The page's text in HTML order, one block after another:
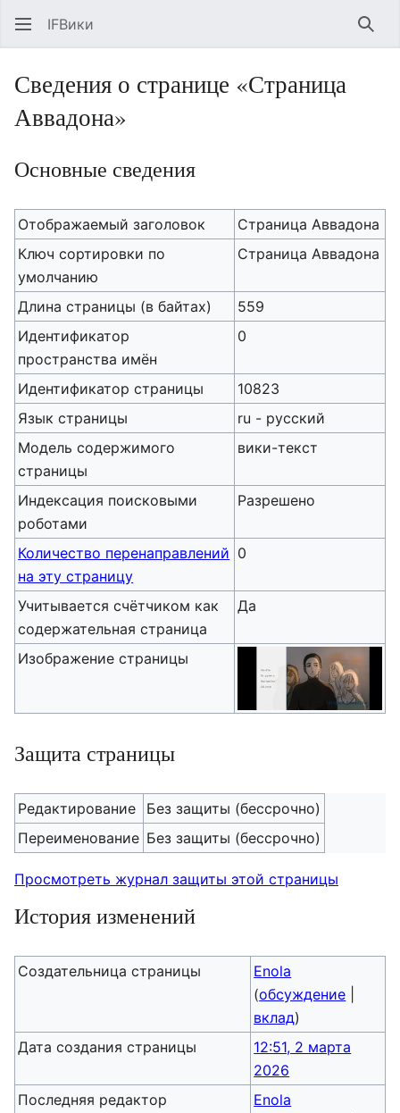
IFВики
Сведения о странице «Страница
Аввадона»
Основные сведения
Отображаемый заголовок
Страница Аввадона
Ключ сортировки по
умолчанию
Страница Аввадона
Длина страницы (в байтах)
559
Идентификатор
пространства имён
0
Идентификатор страницы
10823
Язык страницы
ru - русский
Модель содержимого
страницы
вики-текст
Индексация поисковыми
роботами
Разрешено
Количество перенаправлений
на эту страницу
0
Учитывается счётчиком как
содержательная страница
Да
Изображение страницы
Защита страницы
Редактирование
Без защиты (бессрочно)
Переименование Без защиты (бессрочно)
Просмотреть журнал защиты этой страницы
История изменений
Создательница страницы
Enola
(обсуждение
вклад)
Дата создания страницы
12:51, 2 марта
2026
Последняя редактор
Enola